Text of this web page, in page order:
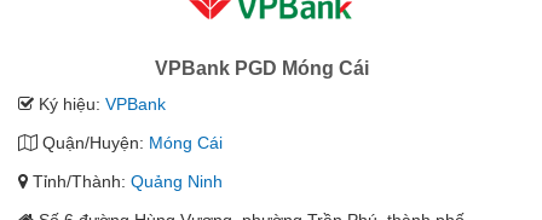
VPBank PGD Móng Cái
Ký hiệu: VPBank
Quận/Huyện: Móng Cái
Tỉnh/Thành: Quảng Ninh